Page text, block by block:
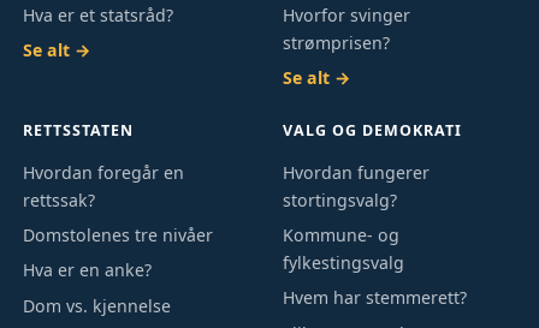
Hva er et statsråd?
Se alt →
Hvorfor svinger
strømprisen?
Se alt →
RETTSSTATEN
Hvordan foregår en
rettssak?
Domstolenes tre nivåer
Hva er en anke?
Dom vs. kjennelse
VALG OG DEMOKRATI
Hvordan fungerer
stortingsvalg?
Kommune- og
fylkestingsvalg
Hvem har stemmerett?